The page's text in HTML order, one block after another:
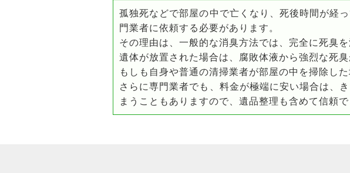
孤独死などで部屋の中で亡くなり、死後時間が経
門業者に依頼する必要があります。
その理由は、一般的な消臭方法では、完全に死臭を
遺体が放置された場合は、腐敗体液から強烈な死臭
もしも自身や普通の清掃業者が部屋の中を掃除し
さらに専門業者でも、料金が極端に安い場合は、
まうこともありますので、遺品整理も含めて信頼